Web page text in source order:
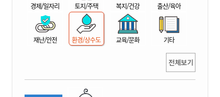
산
경제/일자리 토지/주택 복지/건강 출산/육아
재난/안전 환경/상수도 교육/문화 기타
전체보기